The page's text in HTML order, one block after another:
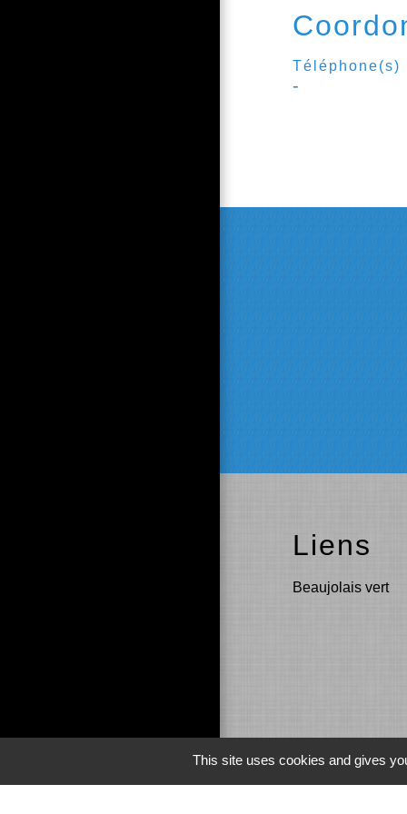
Téléphone(s)
-
Liens
Beaujolais vert
This site uses cookies and gives